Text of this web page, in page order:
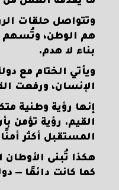
وتتواصل حلقات
هم الوطن، وتُسهم
بناء لا هدم.
ويأتي الختام مع
الإنسان، ورفعت
إنها رؤية وطنية
القيم. رؤية تؤمن
المستقبل أكثر
هكذا تُبنى
كما كانت دائمًا —